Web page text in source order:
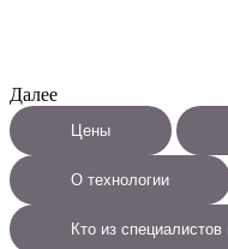
Далее
Цены
О технологии
Кто из